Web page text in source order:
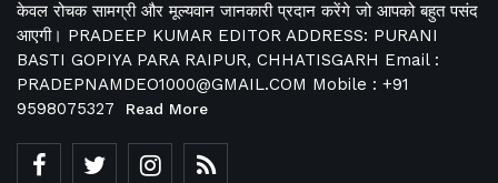
केवल रोचक सामग्री और मूल्यवान जानकारी प्रदान करेंगे जो आपको बहुत पसंद
आएगी। PRADEEP KUMAR EDITOR ADDRESS: PURANI
BASTI GOPIYA PARA RAIPUR, CHHATISGARH Email :
PRADEPNAMDEO1000@GMAIL.COM Mobile : +91
9598075327
Read More